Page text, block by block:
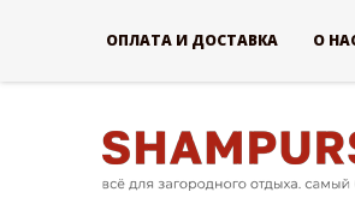
ОПЛАТА И ДОСТАВКА О